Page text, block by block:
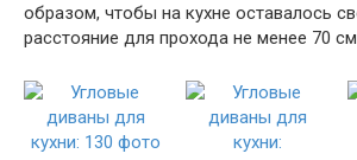
образом, чтобы на кухне оставалось
расстояние для прохода не менее 70 см